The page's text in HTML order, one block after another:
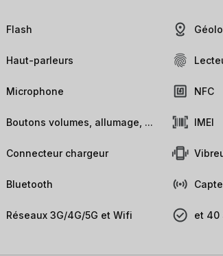
Flash
Haut-parleurs
Microphone
Boutons volumes, allumage, ...
Connecteur chargeur
Bluetooth
Réseaux 3G/4G/5G et Wifi
NFC
IMEI
et 40